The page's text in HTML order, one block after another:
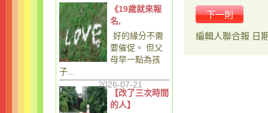
《19歲就來報
名,
好的緣分不需
要催促。 但父
母早一點為孩
子...
2026-07-21
【改了三次時間
的人】
下一則
編輯人聯合報 日